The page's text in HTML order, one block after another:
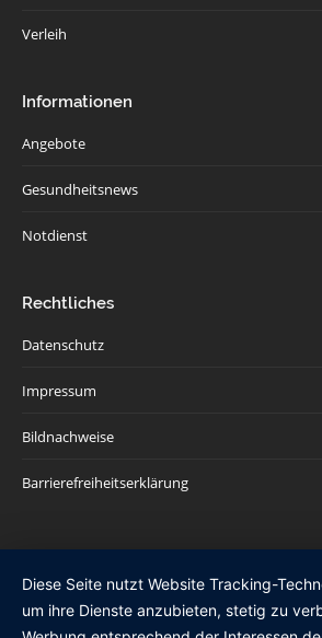
Verleih
Informationen
Angebote
Gesundheitsnews
Notdienst
Rechtliches
Datenschutz
Impressum
Bildnachweise
Barrierefreiheitserklärung
Diese Seite nutzt Website Tracking-
um ihre Dienste anzubieten, stetig zu